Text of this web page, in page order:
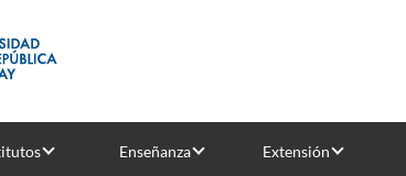
Enseñanza Extensión